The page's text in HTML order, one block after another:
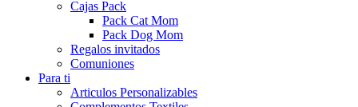
Cajas Pack
Pack Cat Mom
Pack Dog Mom
Regalos invitados
Comuniones
Para ti
Articulos Personalizables